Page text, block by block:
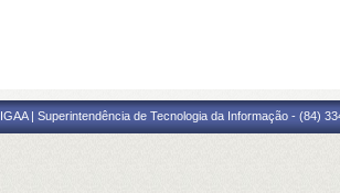
| Superintendência de Tecnologia da Informação - (84)